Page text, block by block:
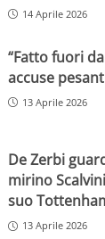
14 Aprile 2026
“Fatto fuori
accuse
13 Aprile 2026
De Zerbi
mirino
suo
13 Aprile 2026